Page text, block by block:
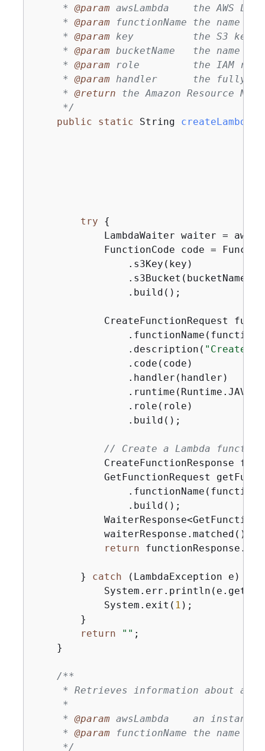
     *
@param awsLambda    the AWS
     *
@param functionName the name
     *
@param key          the S3 key of
     *
@param bucketName   the name
     *
@param role         the IAM role
     *
@param handler      the fully
     *
@return the Amazon Resource
     */
public
static String
try
{
LambdaWaiter waiter =
FunctionCode code =
                .s3Key(key)
                .s3Bucket(bucketName)
                .build();
CreateFunctionRequest
                .description(
"Created
                .code(code)
                .handler(handler)
                .role(role)
                .build();
// Create a Lambda
CreateFunctionResponse
GetFunctionRequest
                .build();
return
        }
catch (LambdaException e)
            System.exit(
1 );
        }
return
"" ;
    }
/**
* Retrieves information about an
     *
     *
@param awsLambda    an
     *
@param functionName the name
     */